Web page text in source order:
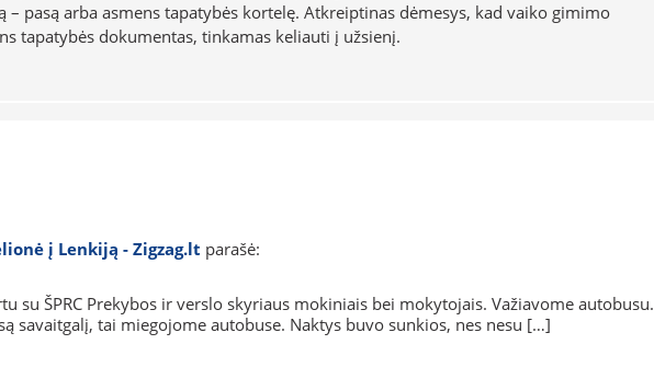
– pasą arba asmens tapatybės kortelę. Atkreiptinas dėmesys, kad vaiko gimimo
tapatybės dokumentas, tinkamas keliauti į užsienį.
į Lenkiją - Zigzag.lt parašė:
su ŠPRC Prekybos ir verslo skyriaus mokiniais bei mokytojais. Važiavome autobusu.
savaitgalį, tai miegojome autobuse. Naktys buvo sunkios, nes nesu […]